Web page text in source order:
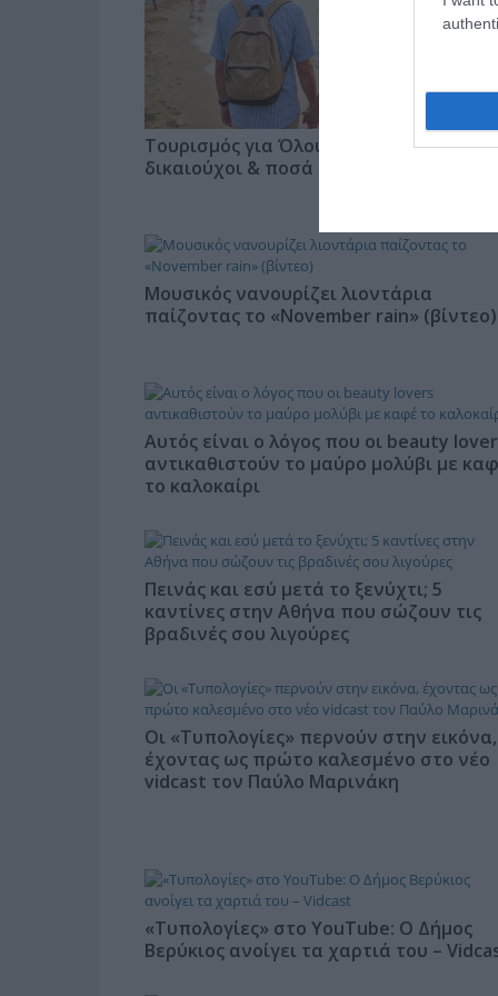
Τουρισμός για Όλους 2026-2027:
δικαιούχοι & ποσά
Μουσικός νανουρίζει λιοντάρια
παίζοντας το «November rain» (βίντεο)
Αυτός είναι ο λόγος που οι beauty
αντικαθιστούν το μαύρο μολύβι με
το καλοκαίρι
Πεινάς και εσύ μετά το ξενύχτι; 5
καντίνες στην Αθήνα που σώζουν τις
βραδινές σου λιγούρες
Οι «Τυπολογίες» περνούν στην εικόνα,
έχοντας ως πρώτο καλεσμένο στο νέο
vidcast τον Παύλο Μαρινάκη
«Τυπολογίες» στο YouTube: Ο Δήμος
Βερύκιος ανοίγει τα χαρτιά του –